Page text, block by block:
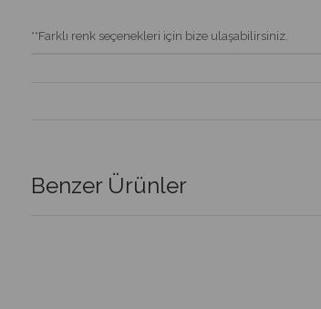
**Farklı renk seçenekleri için bize ulaşabilirsiniz.
Benzer Ürünler